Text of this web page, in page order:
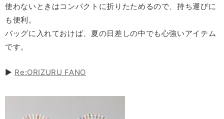
使わないときはコンパクトに折りたためるので、持ち運びに
も便利。
バッグに入れておけば、夏の日差しの中でも心強いアイテム
です。
▶ Re:ORIZURU FANO